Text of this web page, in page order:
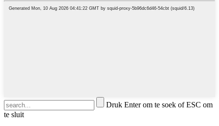
Druk Enter om te soek of ESC om
te sluit